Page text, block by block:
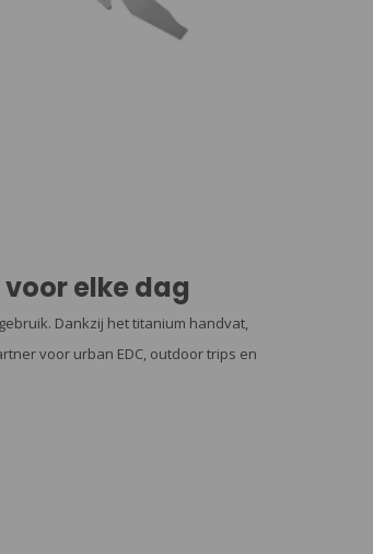
elke dag
Dankzij het titanium handvat,
voor urban EDC, outdoor trips en